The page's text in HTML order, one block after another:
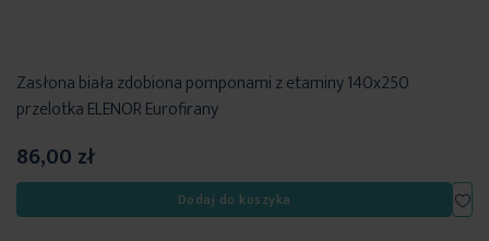
Zasłona biała zdobiona pomponami z etaminy 140x250
przelotka ELENOR Eurofirany
86,00 zł
Dodaj do koszyka